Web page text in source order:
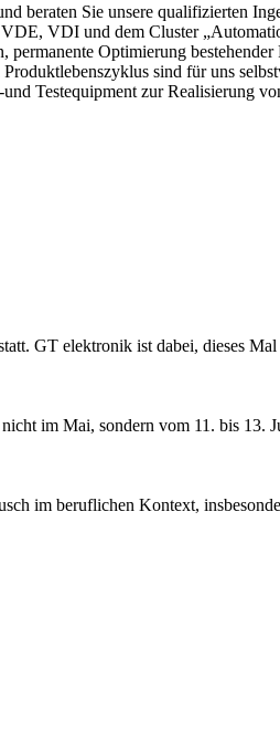
beraten Sie unsere qualifizierten
VDI und dem Cluster
Optimierung
sind für uns
Testequipment zur Realisierung
GT elektronik ist dabei, dieses
im Mai, sondern vom 11. bis 13.
im beruflichen Kontext,